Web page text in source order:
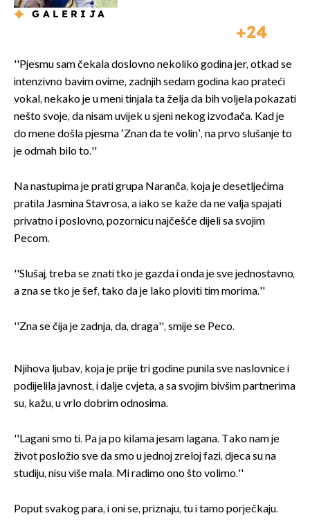
GALERIJA
24
''Pjesmu sam čekala doslovno nekoliko godina jer, otkad se
intenzivno bavim ovime, zadnjih sedam godina kao prateći
vokal, nekako je u meni tinjala ta želja da bih voljela pokazati
nešto svoje, da nisam uvijek u sjeni nekog izvođača. Kad je
do mene došla pjesma ‘Znan da te volin’, na prvo slušanje to
je odmah bilo to.''
Na nastupima je prati grupa Naranča, koja je desetljećima
pratila Jasmina Stavrosa, a iako se kaže da ne valja spajati
privatno i poslovno, pozornicu najčešće dijeli sa svojim
Pecom.
''Slušaj, treba se znati tko je gazda i onda je sve jednostavno,
a zna se tko je šef, tako da je lako ploviti tim morima.''
''Zna se čija je zadnja, da, draga'', smije se Peco.
Njihova ljubav, koja je prije tri godine punila sve naslovnice i
podijelila javnost, i dalje cvjeta, a sa svojim bivšim partnerima
su, kažu, u vrlo dobrim odnosima.
''Lagani smo ti. Pa ja po kilama jesam lagana. Tako nam je
život posložio sve da smo u jednoj zreloj fazi, djeca su na
studiju, nisu više mala. Mi radimo ono što volimo.''
Poput svakog para, i oni se, priznaju, tu i tamo porječkaju.